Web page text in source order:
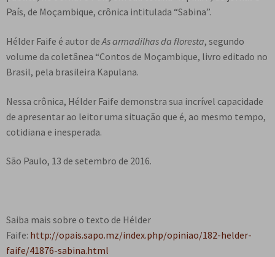
e
n
e
País, de Moçambique, crônica intitulada “Sabina”.
Hélder Faife é autor deAs armadilhas da floresta, segundo
volume da coletânea “Contos de Moçambique, livro editado no
Brasil, pela brasileira Kapulana.
Nessa crônica, Hélder Faife demonstra sua incrível capacidade
de apresentar ao leitor uma situação que é, ao mesmo tempo,
cotidiana e inesperada.
São Paulo, 13 de setembro de 2016.
Saiba mais sobre o texto de Hélder
Faife: http://opais.sapo.mz/index.php/opiniao/182-helder-
faife/41876-sabina.html